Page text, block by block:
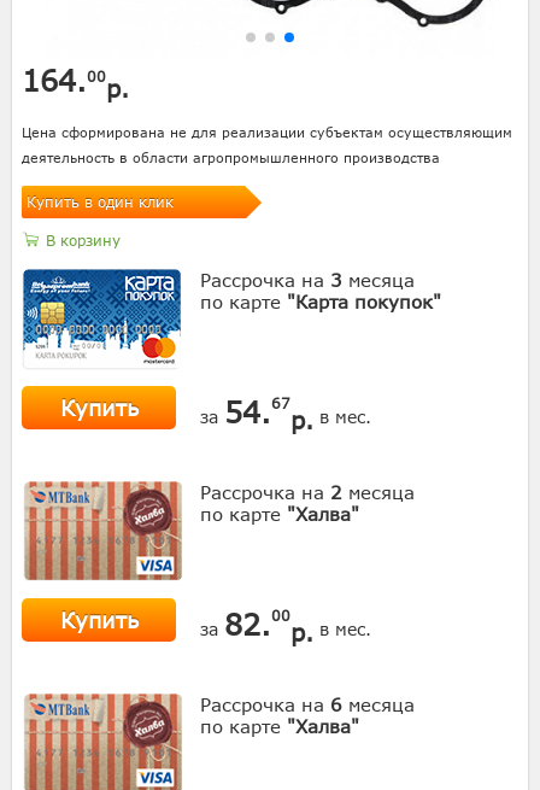
164.00р.
Цена сформирована не для реализации субъектам осуществляющим
деятельность в области агропромышленного производства
Купить в один клик
В корзину
Рассрочка на 3 месяца
по карте "Карта покупок"
Купить за 54.67
р. в мес.
Рассрочка на 2 месяца
по карте "Халва"
Купить за 82.00
р. в мес.
Рассрочка на 6 месяца
по карте "Халва"